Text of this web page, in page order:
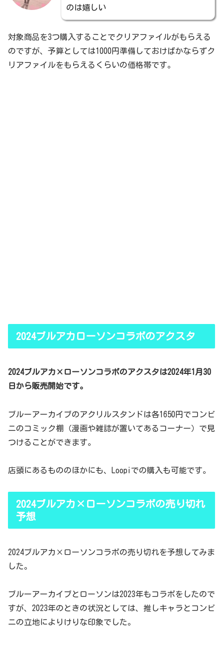
のは嬉しい
対象商品を3つ購入することでクリアファイルがもらえる
のですが、予算としては1000円準備しておけばかならずク
リアファイルをもらえるくらいの価格帯です。
2024ブルアカローソンコラボのアクスタ
2024ブルアカ×ローソンコラボのアクスタは2024年1月30
日から販売開始です。
ブルーアーカイブのアクリルスタンドは各1650円でコンビ
ニのコミック棚（漫画や雑誌が置いてあるコーナー）で見
つけることができます。
店頭にあるもののほかにも、Loopiでの購入も可能です。
2024ブルアカ×ローソンコラボの売り切れ
予想
2024ブルアカ×ローソンコラボの売り切れを予想してみま
した。
ブルーアーカイブとローソンは2023年もコラボをしたので
すが、2023年のときの状況としては、推しキャラとコンビ
ニの立地によりけりな印象でした。